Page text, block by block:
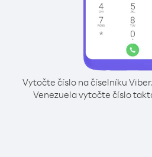
Vytočte číslo na číselníku Viber.
Venezuela vytočte číslo